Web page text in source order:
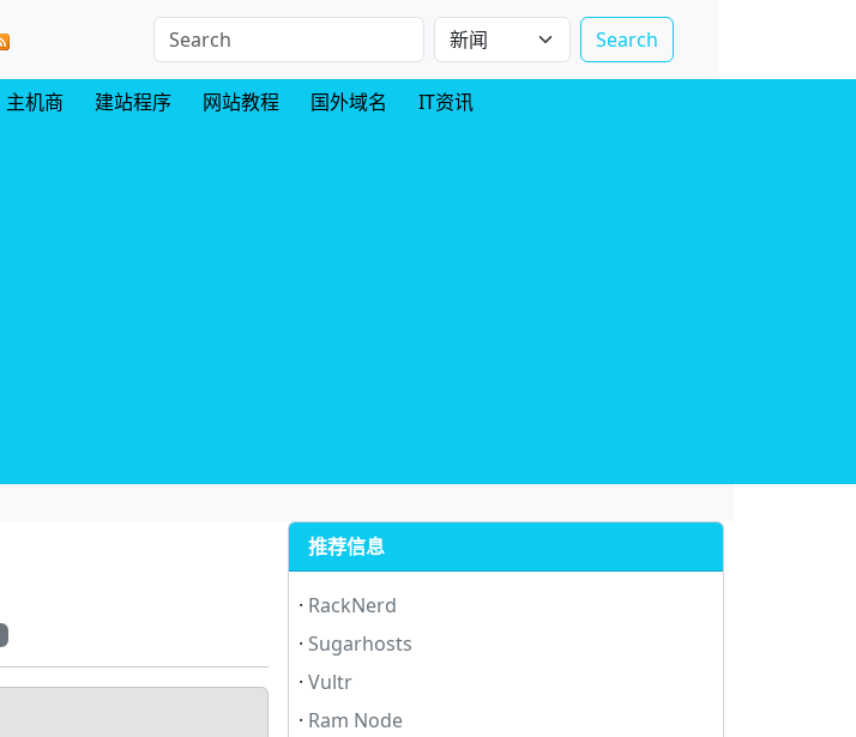
Search
主机商 建站程序 网站教程 国外域名 IT资讯
推荐信息
· RackNerd
· Sugarhosts
· Vultr
· Ram Node